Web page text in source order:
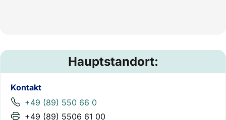
Hauptstandort:
Kontakt
+49 (89) 550 66 0
+49 (89) 5506 61 00